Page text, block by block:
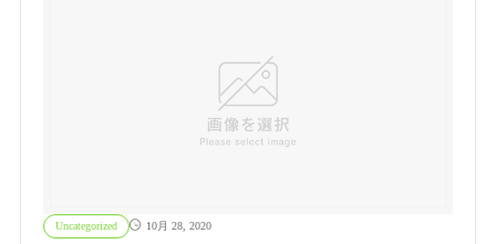
Uncategorized 10月 28, 2020